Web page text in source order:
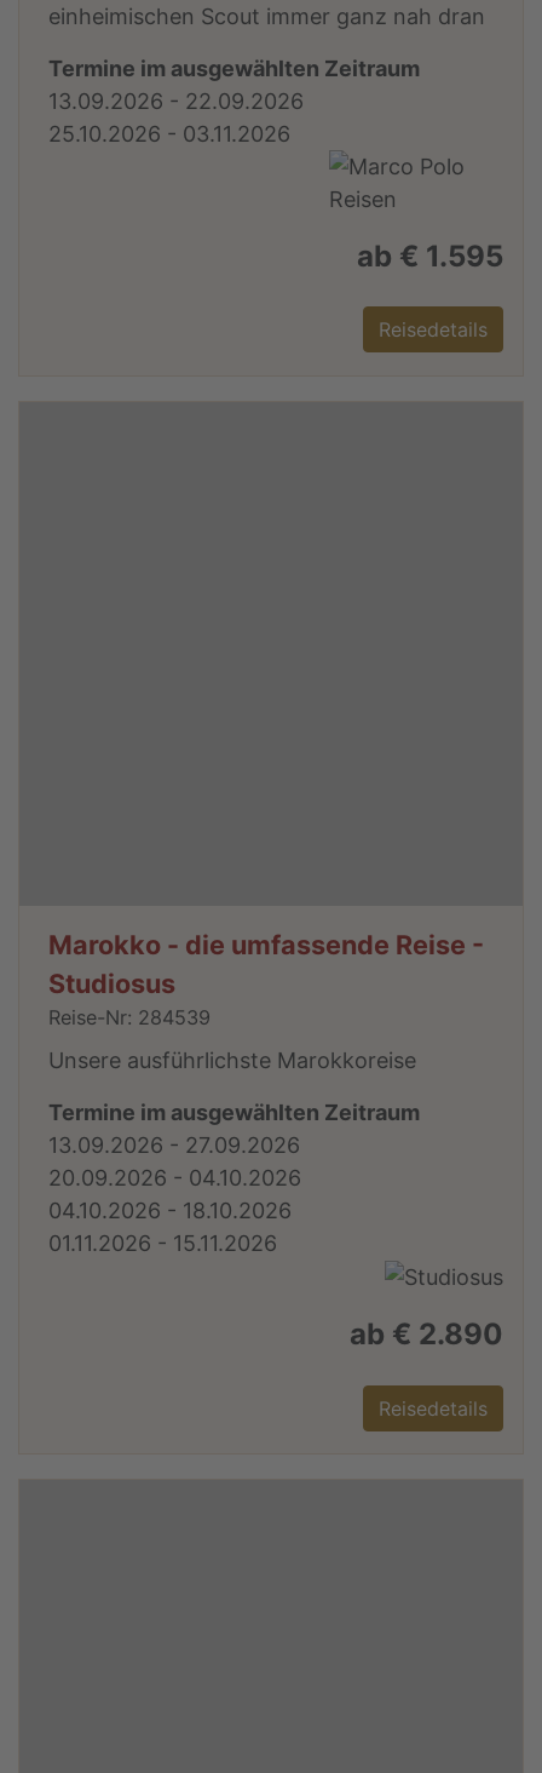
einheimischen Scout immer ganz nah dran
Termine im ausgewählten Zeitraum
13.09.2026 - 22.09.2026
25.10.2026 - 03.11.2026
ab € 1.595
Reisedetails
Marokko - die umfassende Reise -
Studiosus
Reise-Nr: 284539
Unsere ausführlichste Marokkoreise
Termine im ausgewählten Zeitraum
13.09.2026 - 27.09.2026
20.09.2026 - 04.10.2026
04.10.2026 - 18.10.2026
01.11.2026 - 15.11.2026
ab € 2.890
Reisedetails